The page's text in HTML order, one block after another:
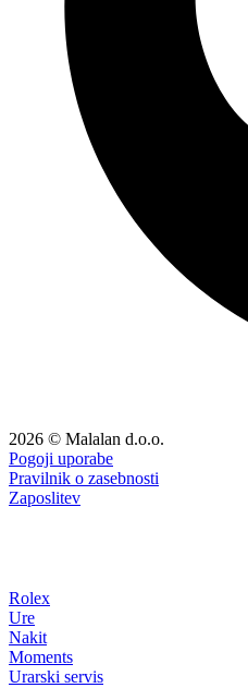
2026 © Malalan d.o.o.
Pogoji uporabe
Pravilnik o zasebnosti
Zaposlitev
Rolex
Ure
Nakit
Moments
Urarski servis